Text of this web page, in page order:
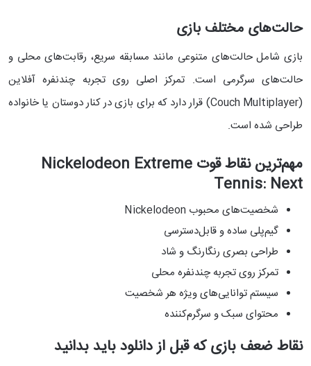
حالت‌های مختلف بازی
بازی شامل حالت‌های متنوعی مانند مسابقه سریع، رقابت‌های محلی و
حالت‌های سرگرمی است. تمرکز اصلی روی تجربه چندنفره آفلاین
(Couch Multiplayer) قرار دارد که برای بازی در کنار دوستان یا خانواده
طراحی شده است.
مهم‌ترین نقاط قوت Nickelodeon Extreme
Tennis: Next
شخصیت‌های محبوب Nickelodeon
گیم‌پلی ساده و قابل‌دسترسی
طراحی بصری رنگارنگ و شاد
تمرکز روی تجربه چندنفره محلی
سیستم توانایی‌های ویژه هر شخصیت
محتوای سبک و سرگرم‌کننده
نقاط ضعف بازی که قبل از دانلود باید بدانید